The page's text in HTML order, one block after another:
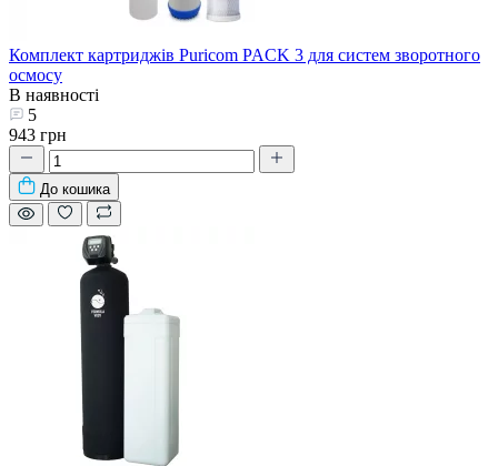
Комплект картриджів Puricom PACK 3 для систем зворотного
осмосу
В наявності
5
943 грн
До кошика